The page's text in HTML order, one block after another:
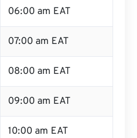
06:00 am EAT
07:00 am EAT
08:00 am EAT
09:00 am EAT
10:00 am EAT